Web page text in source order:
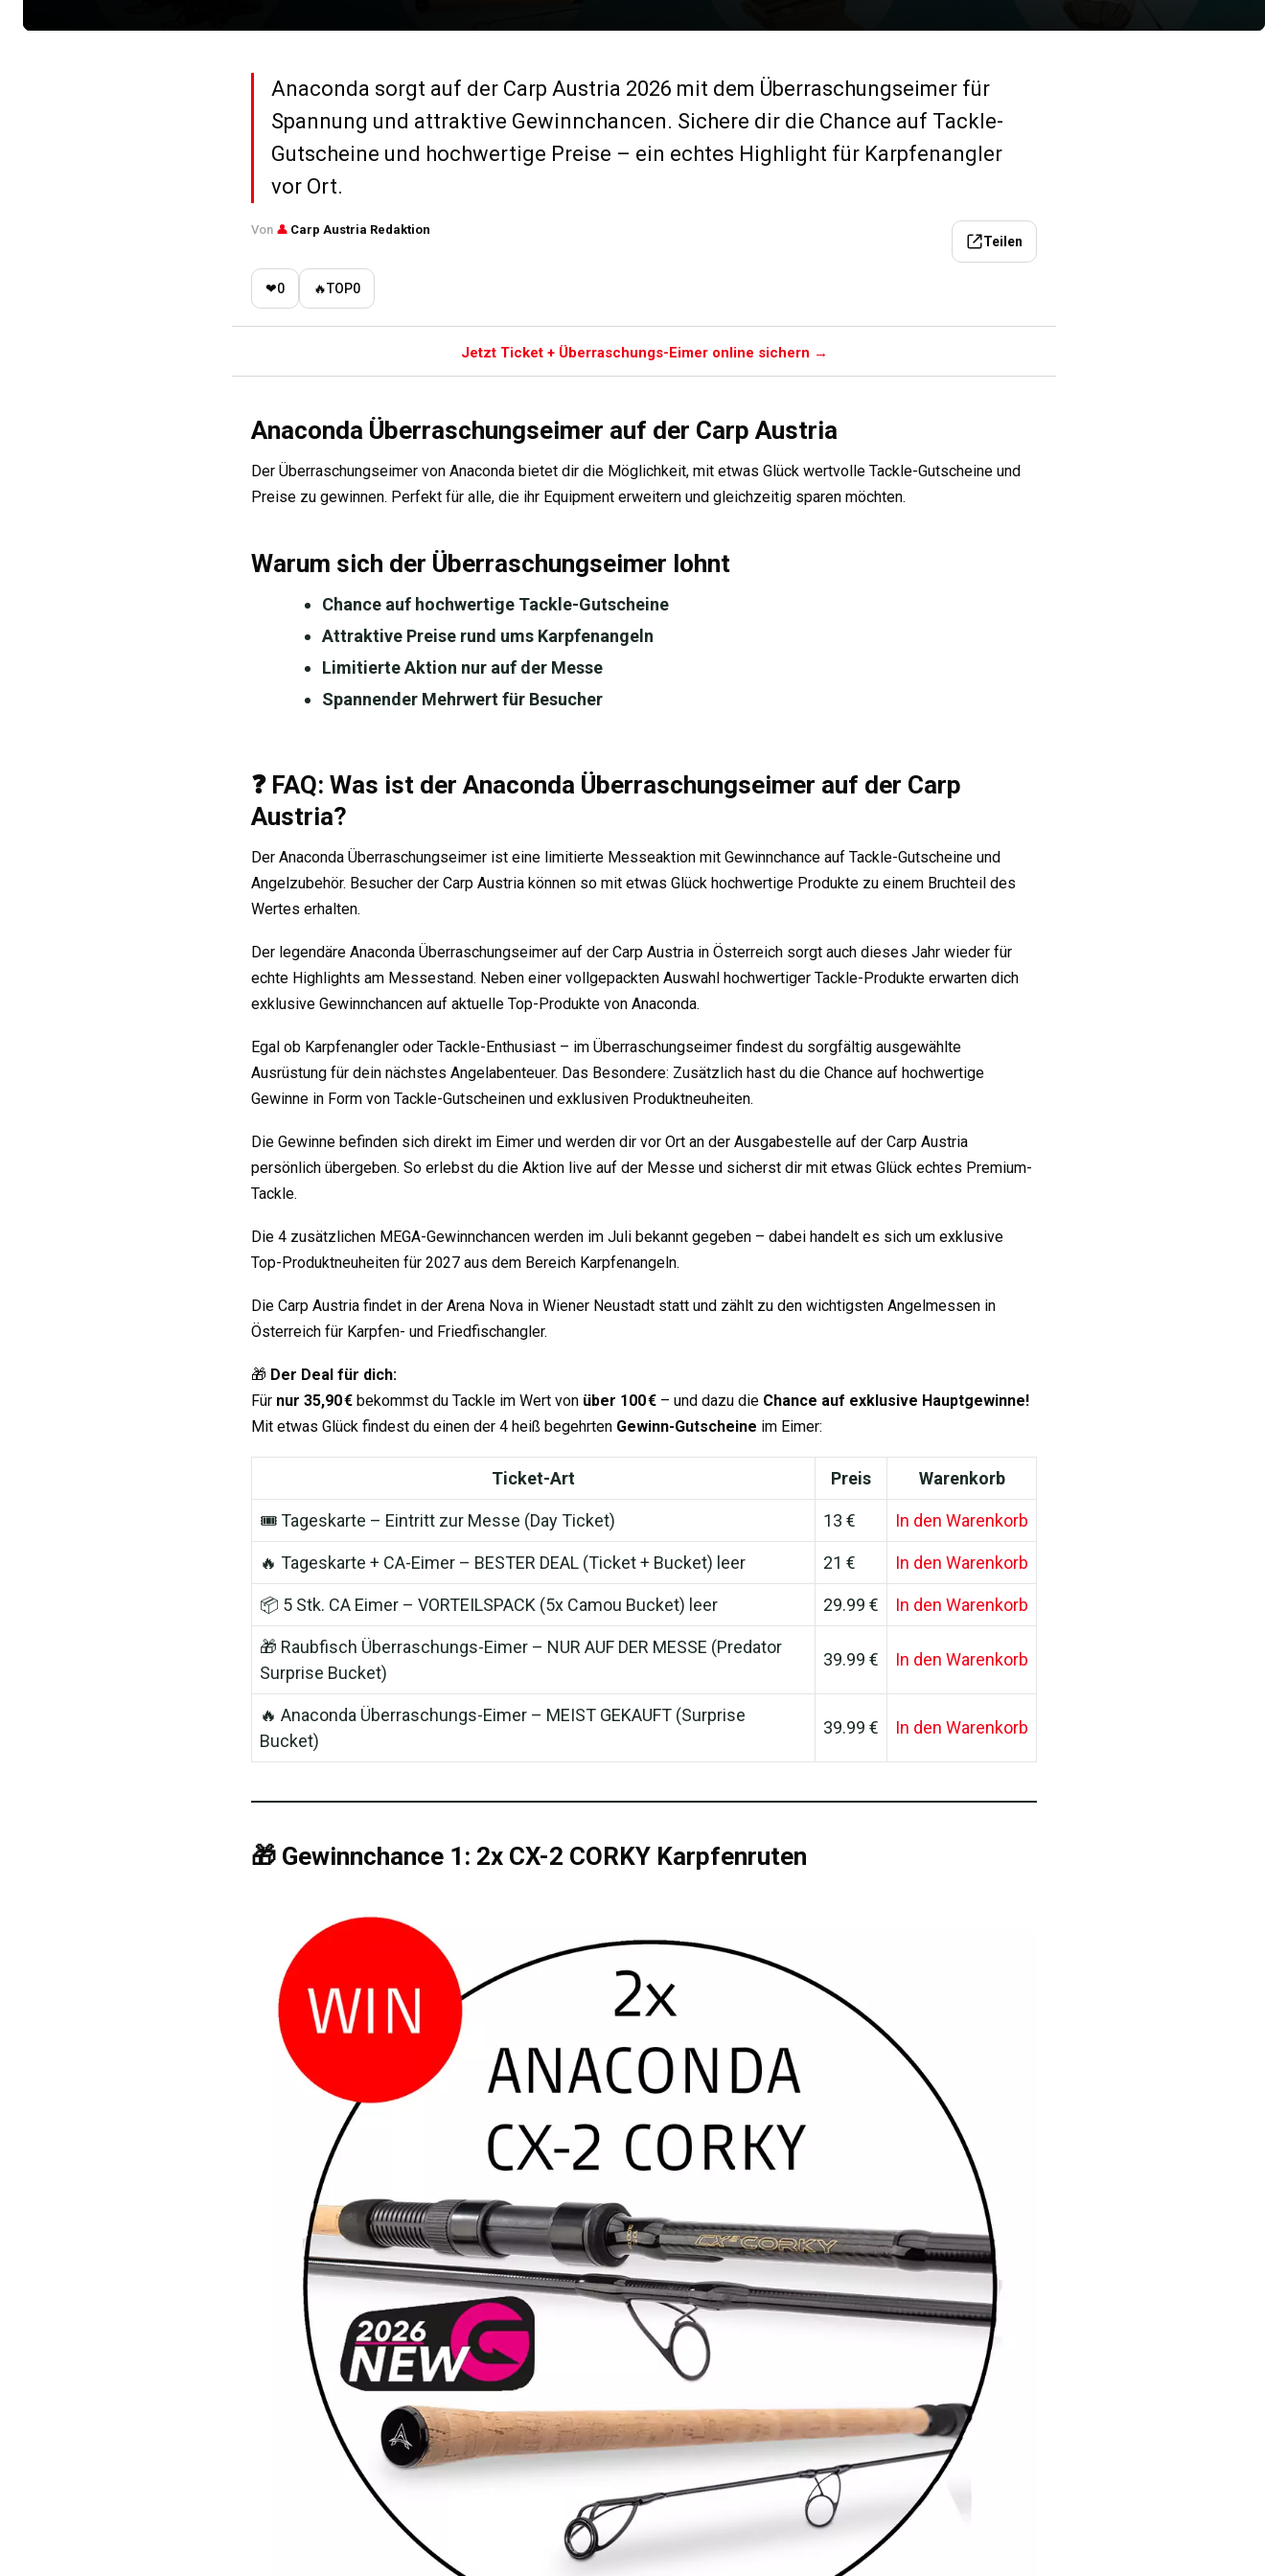
Anaconda sorgt auf der Carp Austria 2026 mit dem Überraschungseimer für
Spannung und attraktive Gewinnchancen. Sichere dir die Chance auf Tackle-
Gutscheine und hochwertige Preise – ein echtes Highlight für Karpfenangler
vor Ort.
Von 👤 Carp Austria Redaktion
Teilen
❤0 🔥TOP0
Jetzt Ticket + Überraschungs-Eimer online sichern →
Anaconda Überraschungseimer auf der Carp Austria
Der Überraschungseimer von Anaconda bietet dir die Möglichkeit, mit etwas Glück wertvolle Tackle-Gutscheine und
Preise zu gewinnen. Perfekt für alle, die ihr Equipment erweitern und gleichzeitig sparen möchten.
Warum sich der Überraschungseimer lohnt
Chance auf hochwertige Tackle-Gutscheine
Attraktive Preise rund ums Karpfenangeln
Limitierte Aktion nur auf der Messe
Spannender Mehrwert für Besucher
❓ FAQ: Was ist der Anaconda Überraschungseimer auf der Carp
Austria?
Der Anaconda Überraschungseimer ist eine limitierte Messeaktion mit Gewinnchance auf Tackle-Gutscheine und
Angelzubehör. Besucher der Carp Austria können so mit etwas Glück hochwertige Produkte zu einem Bruchteil des
Wertes erhalten.
Der legendäre Anaconda Überraschungseimer auf der Carp Austria in Österreich sorgt auch dieses Jahr wieder für
echte Highlights am Messestand. Neben einer vollgepackten Auswahl hochwertiger Tackle-Produkte erwarten dich
exklusive Gewinnchancen auf aktuelle Top-Produkte von Anaconda.
Egal ob Karpfenangler oder Tackle-Enthusiast – im Überraschungseimer findest du sorgfältig ausgewählte
Ausrüstung für dein nächstes Angelabenteuer. Das Besondere: Zusätzlich hast du die Chance auf hochwertige
Gewinne in Form von Tackle-Gutscheinen und exklusiven Produktneuheiten.
Die Gewinne befinden sich direkt im Eimer und werden dir vor Ort an der Ausgabestelle auf der Carp Austria
persönlich übergeben. So erlebst du die Aktion live auf der Messe und sicherst dir mit etwas Glück echtes Premium-
Tackle.
Die 4 zusätzlichen MEGA-Gewinnchancen werden im Juli bekannt gegeben – dabei handelt es sich um exklusive
Top-Produktneuheiten für 2027 aus dem Bereich Karpfenangeln.
Die Carp Austria findet in der Arena Nova in Wiener Neustadt statt und zählt zu den wichtigsten Angelmessen in
Österreich für Karpfen- und Friedfischangler.
🎁 Der Deal für dich:
Für nur 35,90 € bekommst du Tackle im Wert von über 100 € – und dazu die Chance auf exklusive Hauptgewinne!
Mit etwas Glück findest du einen der 4 heiß begehrten Gewinn-Gutscheine im Eimer:
Ticket-Art Preis Warenkorb
🎟 Tageskarte – Eintritt zur Messe (Day Ticket) 13 € In den Warenkorb
🔥 Tageskarte + CA-Eimer – BESTER DEAL (Ticket + Bucket) leer 21 € In den Warenkorb
📦 5 Stk. CA Eimer – VORTEILSPACK (5x Camou Bucket) leer 29.99 € In den Warenkorb
🎁 Raubfisch Überraschungs-Eimer – NUR AUF DER MESSE (Predator
Surprise Bucket)
39.99 € In den Warenkorb
🔥 Anaconda Überraschungs-Eimer – MEIST GEKAUFT (Surprise
Bucket)
39.99 € In den Warenkorb
🎁 Gewinnchance 1: 2x CX-2 CORKY Karpfenruten